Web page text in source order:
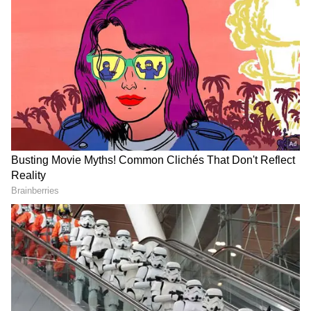
కరణం:- తైతుల మ॥1.05 ని॥వరకు గరజి ఉ॥7.28 ని॥
అమృత ఘడియలు:- తె.5.51 ని॥ల
దుర్ముహూర్తం:- సా॥ 04:45 ని॥ల సా॥ 05:37 ని॥వరకు
వర్జ్యం:- రాత్రి 8.43 ని॥ల 10.14 ని॥వరకు
రాహుకాలం: సా॥ 04:30 ని॥ల సా॥ 06:00 ని॥వరకు
యమగండం:-మ॥ 12:00 ని॥ల మ॥ 01:30 ని॥వరకు
సూర్యోదయం:- 5.43 ని॥లకు
సూర్యాస్తమయం:- 6.28 ని॥లకు
ఈరోజు తారాబలం వీటిలో (జన్మతార విపత్తార ప్రత్యక్తార
నైధనతార) దోషప్రదమైన తారలుమీ నక్షత్రానికి ఉన్న